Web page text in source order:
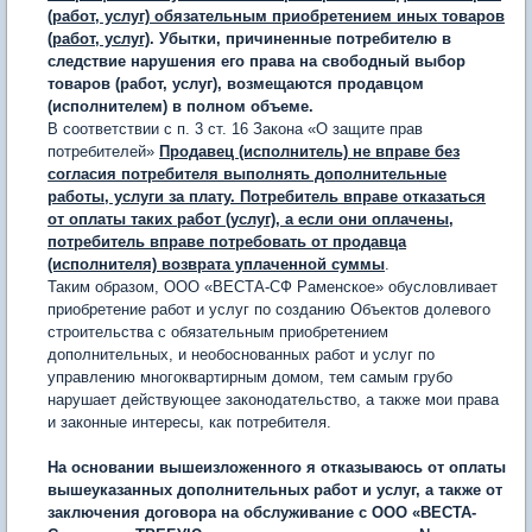
(работ, услуг) обязательным приобретением иных товаров
(работ, услуг). Убытки, причиненные потребителю в
следствие нарушения его права на свободный выбор
товаров (работ, услуг), возмещаются продавцом
(исполнителем) в полном объеме.
В соответствии с п. 3 ст. 16 Закона «О защите прав
потребителей»Продавец (исполнитель) не вправе без
согласия потребителя выполнять дополнительные
работы, услуги за плату. Потребитель вправе отказаться
от оплаты таких работ (услуг), а если они оплачены,
потребитель вправе потребовать от продавца
(исполнителя) возврата уплаченной суммы
Таким образом, ООО «ВЕСТА-СФ Раменское» обусловливает
приобретение работ и услуг по созданию Объектов долевого
строительства с обязательным приобретением
дополнительных, и необоснованных работ и услуг по
управлению многоквартирным домом, тем самым грубо
нарушает действующее законодательство, а также мои права
и законные интересы, как потребителя.
На основании вышеизложенного я отказываюсь от оплаты
вышеуказанных дополнительных работ и услуг, а также от
заключения договора на обслуживание с ООО «ВЕСТА-